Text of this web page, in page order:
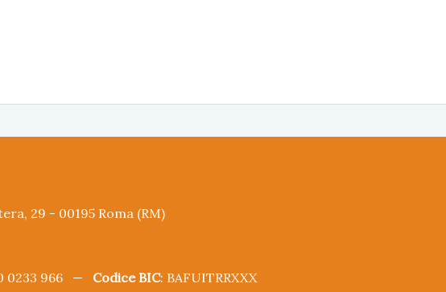
29 - 00195 Roma (RM)
0233 966 — Codice BIC: BAFUITRRXXX